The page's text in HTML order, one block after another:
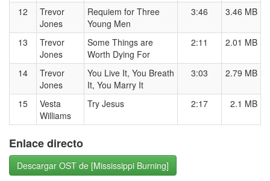
12
Trevor
Jones
Requiem for Three
Young Men
3:46 3.46 MB
13
Trevor
Jones
Some Things are
Worth Dying For
2:11 2.01 MB
14
Trevor
Jones
You Live It, You Breath
It, You Marry It
3:03 2.79 MB
15
Vesta
Williams
Try Jesus 2:17 2.1 MB
Enlace directo
Descargar OST de [Mississippi Burning]